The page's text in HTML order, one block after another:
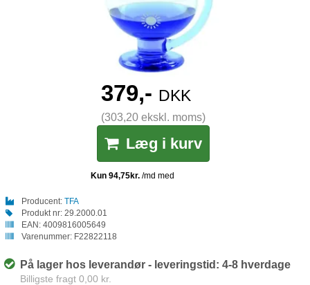
379,- DKK
(303,20 ekskl. moms)
Læg i kurv
Producent: TFA
Produkt nr: 29.2000.01
EAN: 4009816005649
Varenummer: F22822118
På lager hos leverandør - leveringstid: 4-8 hverdage
Billigste fragt 0,00 kr.